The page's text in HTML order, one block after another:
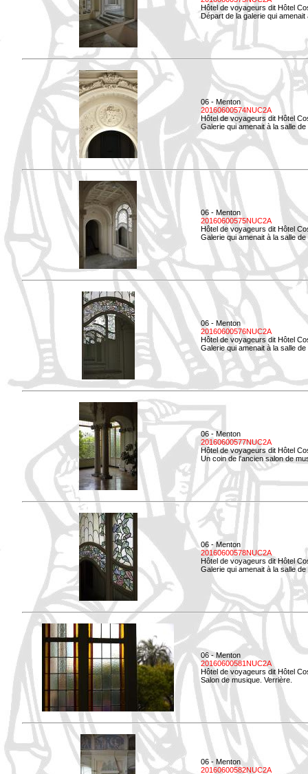
Hôtel de voyageurs dit Hôtel
Départ de la galerie qui
06 - Menton
20160600574NUC2A
Hôtel de voyageurs dit Hôtel
Galerie qui amenait à la salle
06 - Menton
20160600575NUC2A
Hôtel de voyageurs dit Hôtel
Galerie qui amenait à la salle de
06 - Menton
20160600576NUC2A
Hôtel de voyageurs dit Hôtel
Galerie qui amenait à la salle
06 - Menton
20160600577NUC2A
Hôtel de voyageurs dit Hôtel
Un coin de l'ancien salon de
06 - Menton
20160600578NUC2A
Hôtel de voyageurs dit Hôtel
Galerie qui amenait à la salle
06 - Menton
20160600581NUC2A
Hôtel de voyageurs dit Hôtel
Salon de musique. Verrière.
06 - Menton
20160600582NUC2A